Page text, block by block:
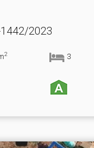
1442/2023
2 3